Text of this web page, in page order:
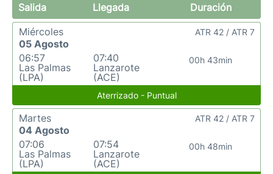
Salida Llegada
Duración
Miércoles
05 Agosto
06:57
Las Palmas
(LPA)
07:40
Lanzarote
(ACE)
00h 43min
ATR 42 / ATR 7
Aterrizado - Puntual
Martes
04 Agosto
07:06
Las Palmas
(LPA)
07:54
Lanzarote
(ACE)
00h 48min
ATR 42 / ATR 7